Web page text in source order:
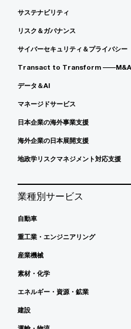
サステナビリティ
リスク＆ガバナンス
サイバーセキュリティ＆プライバシー
Transact to Transform ――M&Aを
データ＆AI
マネージドサービス
日本企業の海外事業支援
海外企業の日本展開支援
地政学リスクマネジメント対応支援
業種別サービス
自動車
重工業・エンジニアリング
産業機械
素材・化学
エネルギー・資源・鉱業
建設